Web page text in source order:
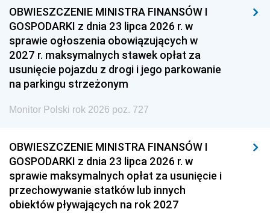
OBWIESZCZENIE MINISTRA FINANSÓW I
GOSPODARKI z dnia 23 lipca 2026 r. w
sprawie ogłoszenia obowiązujących w
2027 r. maksymalnych stawek opłat za
usunięcie pojazdu z drogi i jego parkowanie
na parkingu strzeżonym
Monitor Polski rok 2026 poz. 727
OBWIESZCZENIE MINISTRA FINANSÓW I
GOSPODARKI z dnia 23 lipca 2026 r. w
sprawie maksymalnych opłat za usunięcie i
przechowywanie statków lub innych
obiektów pływających na rok 2027